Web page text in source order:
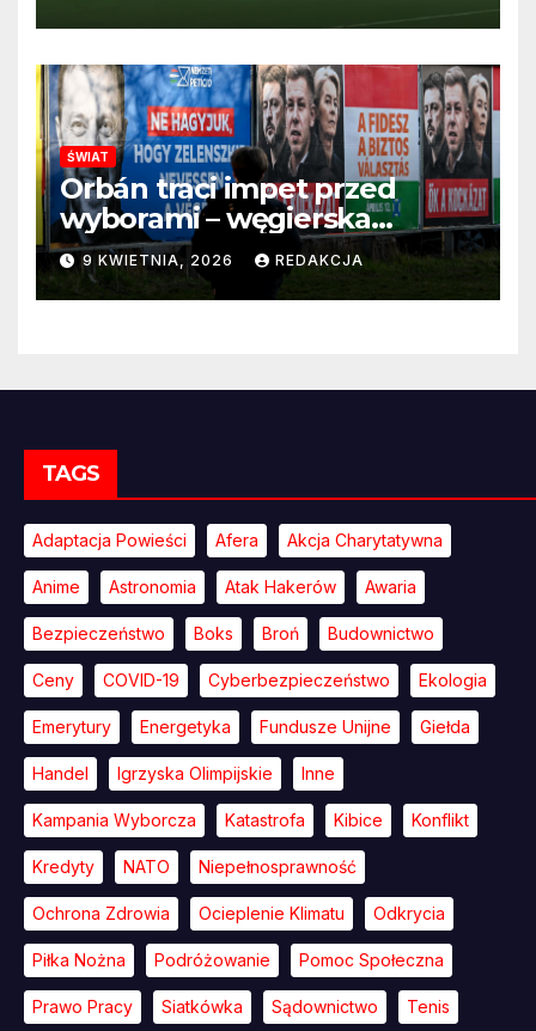
ŚWIAT
Orbán traci impet przed
wyborami – węgierska
propaganda przestaje
przekonywać
9 KWIETNIA, 2026 REDAKCJA
TAGS
Adaptacja Powieści Afera Akcja Charytatywna
Anime Astronomia Atak Hakerów Awaria
Bezpieczeństwo Boks Broń Budownictwo
Ceny COVID-19 Cyberbezpieczeństwo Ekologia
Emerytury Energetyka Fundusze Unijne Giełda
Handel Igrzyska Olimpijskie Inne
Kampania Wyborcza Katastrofa Kibice Konflikt
Kredyty NATO Niepełnosprawność
Ochrona Zdrowia Ocieplenie Klimatu Odkrycia
Piłka Nożna Podróżowanie Pomoc Społeczna
Prawo Pracy Siatkówka Sądownictwo Tenis